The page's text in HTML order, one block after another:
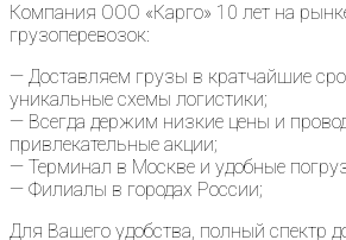
Компания ООО «Карго» 10 лет на
грузоперевозок:
— Доставляем грузы в кратчайшие
уникальные схемы логистики;
— Всегда держим низкие цены и
привлекательные акции;
— Терминал в Москве и удобные
— Филиалы в городах России;
Для Вашего удобства, полный спектр